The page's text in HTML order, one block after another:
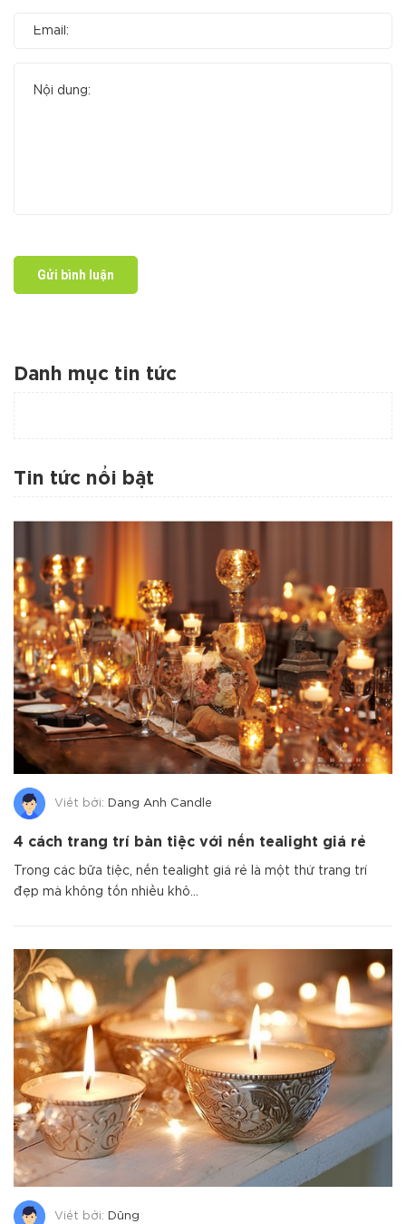
Gửi bình luận
Danh mục tin tức
Tin tức nổi bật
Viết bởi: Dang Anh Candle
4 cách trang trí bàn tiệc với nến tealight giá rẻ
Trong các bữa tiệc, nến tealight giá rẻ là một thứ trang trí
đẹp mà không tốn nhiều khô...
Viết bởi: Dũng